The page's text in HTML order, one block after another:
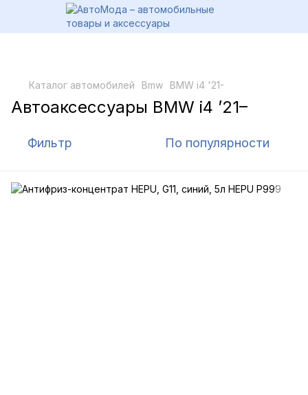
Каталог автомобилей Bmw BMW i4 '21-
Автоаксессуары BMW i4 ’21–
Фильтр По популярности